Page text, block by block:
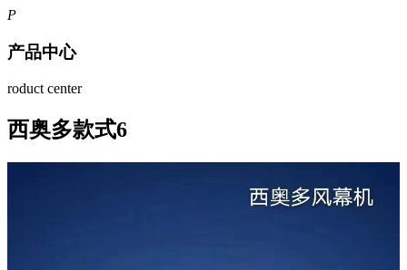
P
产品中心
roduct center
西奥多款式6